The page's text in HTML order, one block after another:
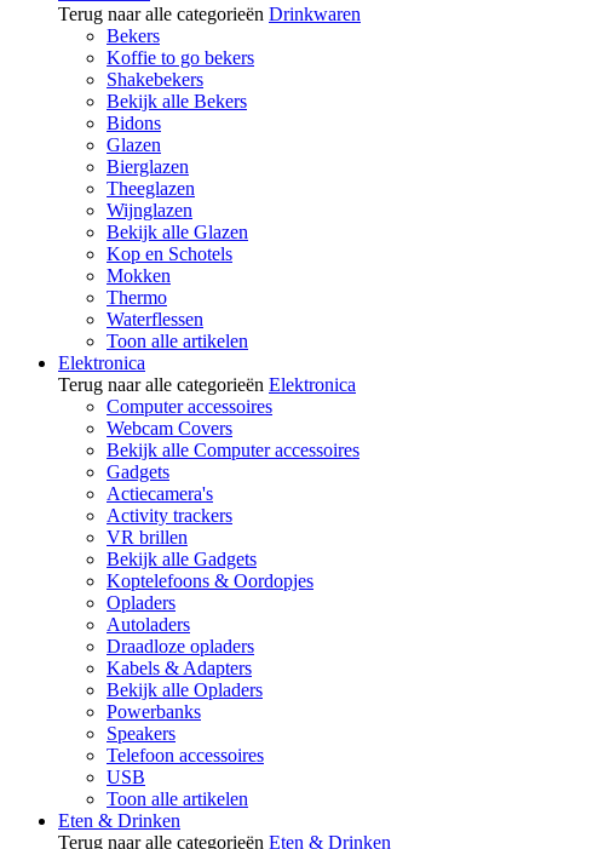
Terug naar alle categorieën Drinkwaren
Bekers
Koffie to go bekers
Shakebekers
Bekijk alle Bekers
Bidons
Glazen
Bierglazen
Theeglazen
Wijnglazen
Bekijk alle Glazen
Kop en Schotels
Mokken
Thermo
Waterflessen
Toon alle artikelen
Elektronica
Terug naar alle categorieën Elektronica
Computer accessoires
Webcam Covers
Bekijk alle Computer accessoires
Gadgets
Actiecamera's
Activity trackers
VR brillen
Bekijk alle Gadgets
Koptelefoons & Oordopjes
Opladers
Autoladers
Draadloze opladers
Kabels & Adapters
Bekijk alle Opladers
Powerbanks
Speakers
Telefoon accessoires
USB
Toon alle artikelen
Eten & Drinken
Terug naar alle categorieën Eten & Drinken